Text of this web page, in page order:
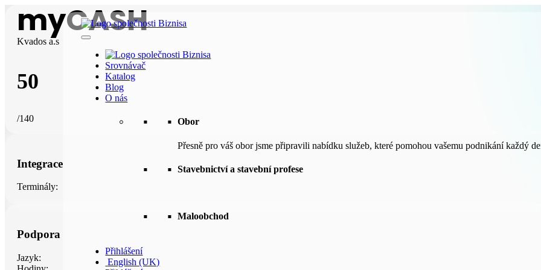
Srovnávač
Katalog
Blog
O nás
Obor
Přesně pro váš obor jsme připravili nabídku služeb, které pomohou vašemu podnikání každý
Stavebnictví a stavební profese
Maloobchod
Přihlášení
English (UK)
myCASH
Kvados a.s
50
/140
Integrace
Terminály:
Podpora
Jazyk: